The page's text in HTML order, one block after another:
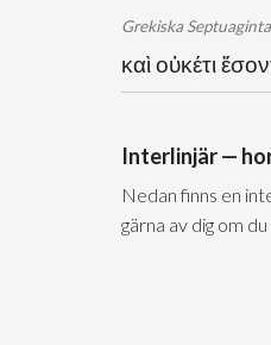
Grekiska
καὶ οὐκέτι
Interlinjär —
Nedan finns en
gärna av dig om